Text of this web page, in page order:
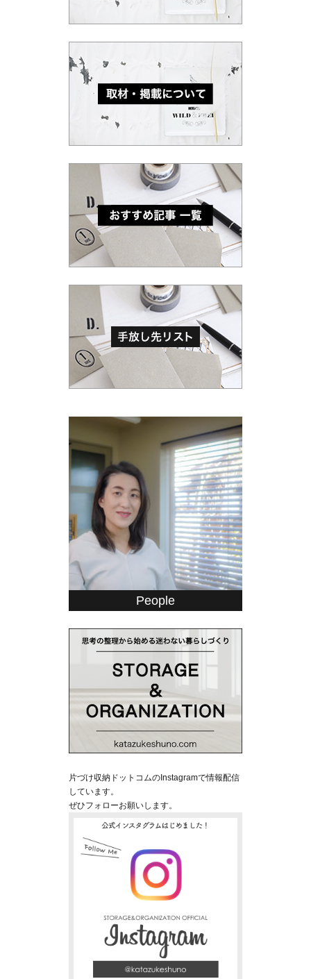
People
片づけ収納ドットコムのInstagramで情報配信
しています。
ぜひフォローお願いします。